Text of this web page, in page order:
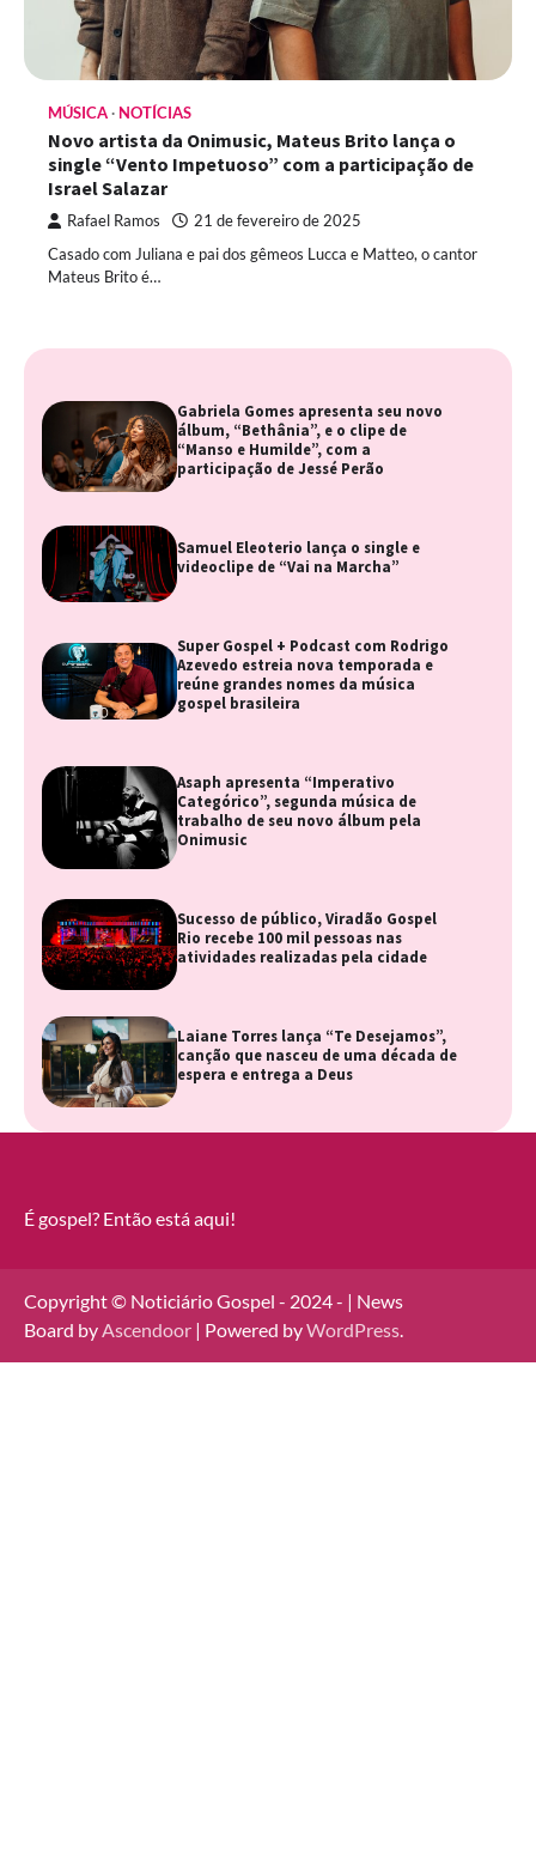
MÚSICA NOTÍCIAS
Novo artista da Onimusic, Mateus Brito lança o
single “Vento Impetuoso” com a participação de
Israel Salazar
Rafael Ramos 21 de fevereiro de 2025
Casado com Juliana e pai dos gêmeos Lucca e Matteo, o cantor
Mateus Brito é…
Gabriela Gomes apresenta seu novo
álbum, “Bethânia”, e o clipe de
“Manso e Humilde”, com a
participação de Jessé Perão
Samuel Eleoterio lança o single e
videoclipe de “Vai na Marcha”
Super Gospel + Podcast com Rodrigo
Azevedo estreia nova temporada e
reúne grandes nomes da música
gospel brasileira
Asaph apresenta “Imperativo
Categórico”, segunda música de
trabalho de seu novo álbum pela
Onimusic
Sucesso de público, Viradão Gospel
Rio recebe 100 mil pessoas nas
atividades realizadas pela cidade
Laiane Torres lança “Te Desejamos”,
canção que nasceu de uma década de
espera e entrega a Deus
É gospel? Então está aqui!
Copyright © Noticiário Gospel - 2024 - | News
Board byAscendoor | Powered byWordPress.